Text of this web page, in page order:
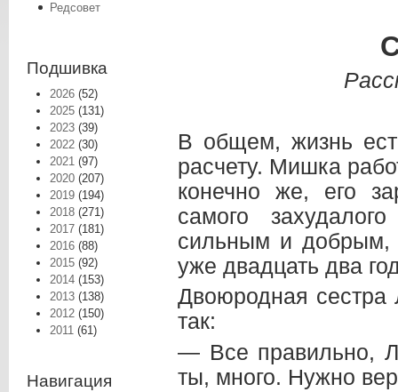
Редсовет
Подшивка
2026 (52)
2025 (131)
2023 (39)
2022 (30)
2021 (97)
2020 (207)
2019 (194)
2018 (271)
2017 (181)
2016 (88)
2015 (92)
2014 (153)
2013 (138)
2012 (150)
2011 (61)
Навигация
В общем, жизнь
расчету. Мишка
конечно же, его
самого
сильным и добрым,
уже двадцать два
Двоюродная сестра
так:
— Все правильно,
ты, много. Нужно